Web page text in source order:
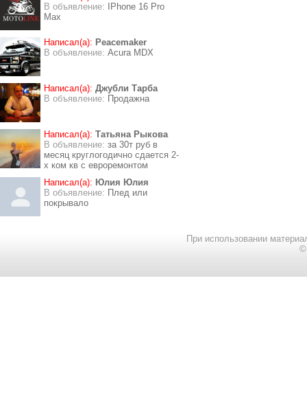
В объявление:
IPhone 16 Pro
Max
Написал(а): Peacemaker
В объявление: Acura MDX
Написал(а): Джубли Тарба
В объявление: Продажна
Написал(а): Татьяна Рыкова
В объявление: за 30т руб в
месяц круглогодично сдается 2-
х ком кв с евроремонтом
Написал(а): Юлия Юлия
В объявление: Плед или
покрывало
При использовании